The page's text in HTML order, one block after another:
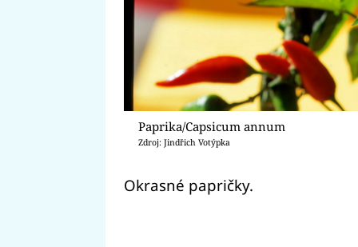
Paprika/Capsicum annum
Zdroj: Jindřich Votýpka
Okrasné papričky.